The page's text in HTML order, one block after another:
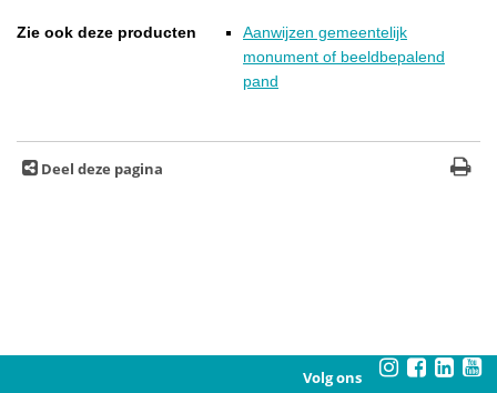
Zie ook deze producten
Aanwijzen gemeentelijk
monument of beeldbepalend
pand
Deel deze pagina
Volg ons